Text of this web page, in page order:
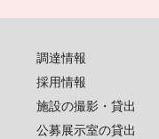
調達情報
採用情報
施設の撮影・貸出
公募展示室の貸出